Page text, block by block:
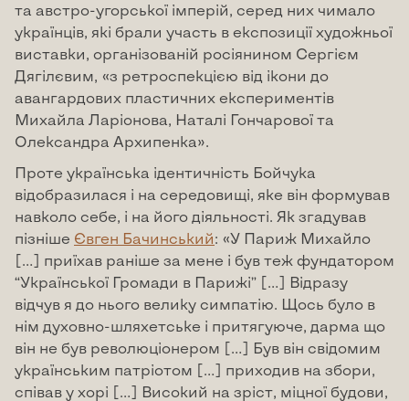
та австро-угорської імперій, серед них чимало
українців, які брали участь в експозиції художньої
виставки, організованій росіянином Сергієм
Дягілєвим, «з ретроспекцією від ікони до
авангардових пластичних експериментів
Михайла Ларіонова, Наталі Гончарової та
Олександра Архипенка».
Проте українська ідентичність Бойчука
відобразилася і на середовищі, яке він формував
навколо себе, і на його діяльності. Як згадував
пізніше Євген Бачинський: «У Париж Михайло
[…] приїхав раніше за мене і був теж фундатором
“Української Громади в Парижі” […] Відразу
відчув я до нього велику симпатію. Щось було в
нім духовно-шляхетське і притягуюче, дарма що
він не був революціонером […] Був він свідомим
українським патріотом […] приходив на збори,
співав у хорі […] Високий на зріст, міцної будови,